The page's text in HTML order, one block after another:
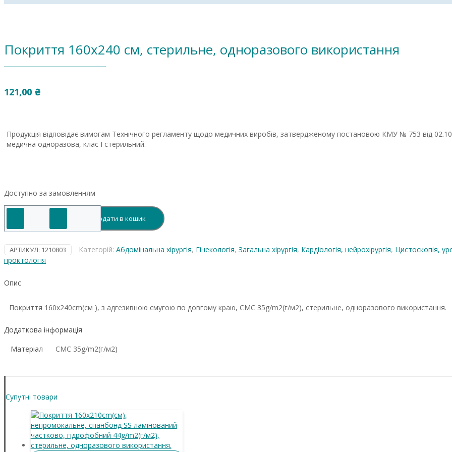
Покриття 160х240 см, стерильне, одноразового використання
121,00 ₴
Продукція відповідає вимогам Технічного регламенту щодо медичних виробів, затвердженому постановою КМУ № 753 від
медична одноразова, клас І стерильний.
Доступно за замовленням
Покриття
см,
одноразового
використання
Додати в кошик
АРТИКУЛ: 1210803 Категорій: Абдомінальна хірургія, Гінекологія, Загальна хірургія, Кардіологія, нейрохірургія, Цистоскопія,
проктологія
Опис
Покриття 160х240cm(см ), з адгезивною смугою по довгому краю, СМС 35g/m2(г/м2), стерильне, одноразового використання.
Додаткова інформація
Матеріал
СМС 35g/m2(г/м2)
Супутні товари